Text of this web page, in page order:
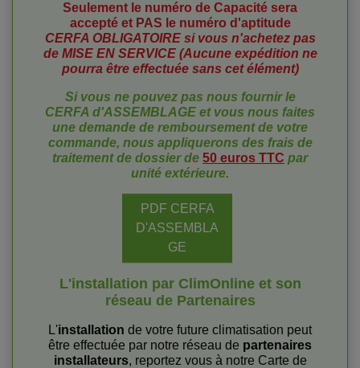
Seulement le numéro de Capacité sera
accepté et PAS le numéro d'aptitude
CERFA OBLIGATOIRE si vous n'achetez pas
de MISE EN SERVICE (Aucune expédition ne
pourra être effectuée sans cet élément)
Si vous ne pouvez pas nous fournir le
CERFA d'ASSEMBLAGE et vous nous faites
une demande de remboursement de votre
commande, nous appliquerons des frais de
traitement de dossier de 50 euros TTC par
unité extérieure.
PDF CERFA
D'ASSEMBLA
GE
L'installation par ClimOnline et son
réseau de Partenaires
L'installation de votre future climatisation peut
être effectuée par notre réseau de partenaires
installateurs, reportez vous à notre Carte de